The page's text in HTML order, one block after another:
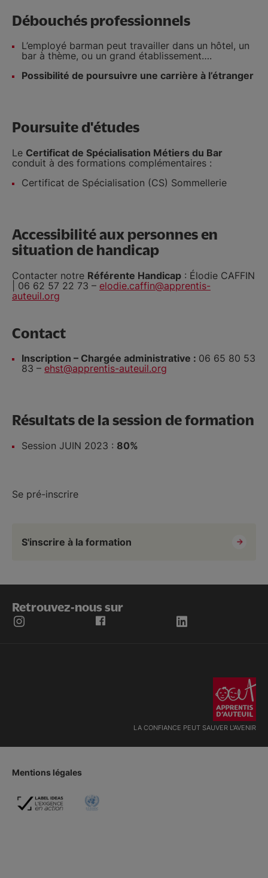
Débouchés professionnels
L’employé barman peut travailler dans un hôtel, un
bar à thème, ou un grand établissement….
Possibilité de poursuivre une carrière à l’étranger
Poursuite d'études
Le Certificat de Spécialisation Métiers du Bar
conduit à des formations complémentaires :
Certificat de Spécialisation (CS) Sommellerie
Accessibilité aux personnes en
situation de handicap
Contacter notre Référente Handicap : Élodie CAFFIN
| 06 62 57 22 73 – elodie.caffin@apprentis-
auteuil.org
Contact
Inscription – Chargée administrative : 06 65 80 53
83 – ehst@apprentis-auteuil.org
Résultats de la session de formation
Session JUIN 2023 : 80%
Se pré-inscrire
S'inscrire à la formation
Retrouvez-nous sur
LA CONFIANCE PEUT SAUVER L'AVENIR
Mentions légales